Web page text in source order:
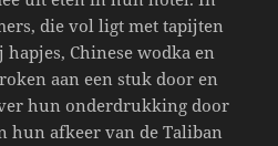
die vol ligt met tapijten
Chinese wodka en
aan een stuk door en
hun onderdrukking door
hun afkeer van de Taliban